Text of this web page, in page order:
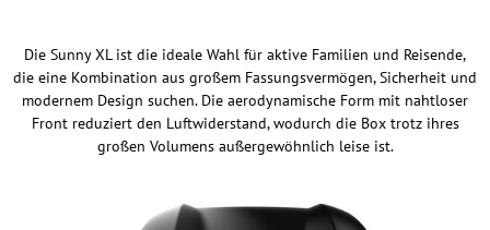
Die Sunny XL ist die ideale Wahl für aktive Familien und Reisende,
die eine Kombination aus großem Fassungsvermögen, Sicherheit und
modernem Design suchen. Die aerodynamische Form mit nahtloser
Front reduziert den Luftwiderstand, wodurch die Box trotz ihres
großen Volumens außergewöhnlich leise ist.